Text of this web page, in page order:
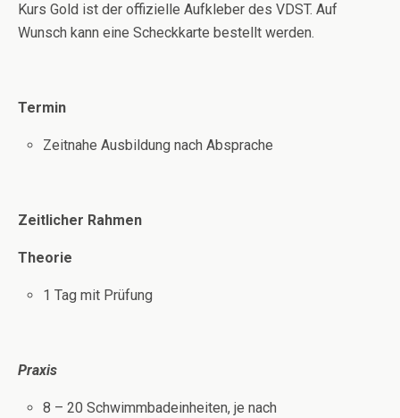
Kurs Gold ist der offizielle Aufkleber des VDST. Auf
Wunsch kann eine Scheckkarte bestellt werden.
Termin
Zeitnahe Ausbildung nach Absprache
Zeitlicher Rahmen
Theorie
1 Tag mit Prüfung
Praxis
8 – 20 Schwimmbadeinheiten, je nach